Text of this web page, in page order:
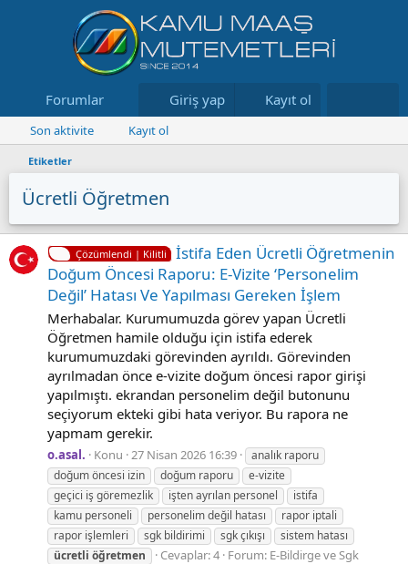
Forumlar Neler yeni Kaynaklar
Giriş yap Kayıt ol
Son aktivite Kayıt ol
Etiketler
Ücretli Öğretmen
Çözümlendi | Kilitli
İstifa Eden Ücretli Öğretmenin
Doğum Öncesi Raporu: E-Vizite ‘Personelim
Değil’ Hatası Ve Yapılması Gereken İşlem
Merhabalar. Kurumumuzda görev yapan Ücretli
Öğretmen hamile olduğu için istifa ederek
kurumumuzdaki görevinden ayrıldı. Görevinden
ayrılmadan önce e-vizite doğum öncesi rapor girişi
yapılmıştı. ekrandan personelim değil butonunu
seçiyorum ekteki gibi hata veriyor. Bu rapora ne
yapmam gerekir.
o.asal. Konu 27 Nisan 2026 16:39
analık raporu
doğum öncesi izin
doğum raporu
e-vizite
geçici iş göremezlik
işten ayrılan personel
istifa
kamu personeli
personelim değil hatası
rapor iptali
rapor işlemleri
sgk bildirimi sgk çıkışı
sistem hatası
ücretli öğretmen Cevaplar: 4 Forum: E-Bildirge ve Sgk